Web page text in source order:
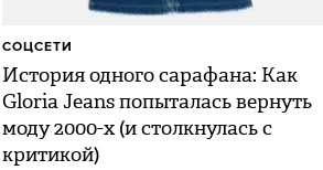
История одного сарафана: Как
Gloria Jeans попыталась вернуть
моду 2000-х (и столкнулась с
критикой)
СОЦСЕТИ